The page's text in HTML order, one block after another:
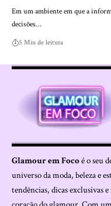
Em um ambiente em que a
decisões…
5 Min de leitura
Glamour em Focoé o seu
universo da moda, beleza e
tendências, dicas exclusivas